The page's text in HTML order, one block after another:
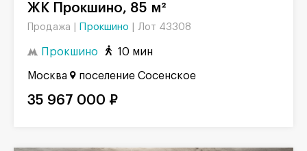
ЖК Прокшино, 85 м²
Продажа | Прокшино Лот 43308
Прокшино 10 мин
Москва поселение Сосенское
35 967 000 ₽